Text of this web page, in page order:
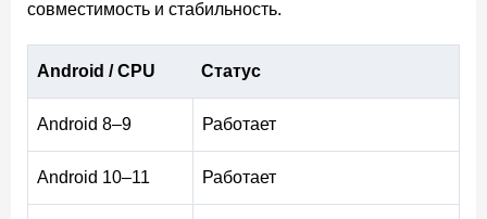
совместимость и стабильность.
Android / CPU Статус
Android 8–9 Работает
Android 10–11 Работает